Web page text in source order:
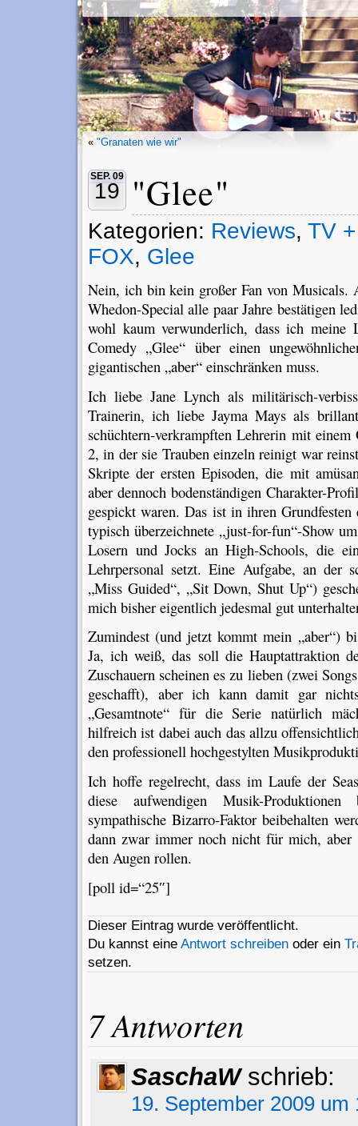
« "Granaten wie wir"
SEP. 09
19 "Glee"
Kategorien: Reviews, TV
FOX, Glee
Nein, ich bin kein großer Fan von Musicals.
Whedon-Special alle paar Jahre bestätigen
wohl kaum verwunderlich, dass ich meine
Comedy „Glee“ über einen
gigantischen „aber“ einschränken muss.
Ich liebe Jane Lynch als militärisch-
Trainerin, ich liebe Jayma Mays als
schüchtern-verkrampften Lehrerin mit
2, in der sie Trauben einzeln reinigt war
Skripte der ersten Episoden, die mit
aber dennoch bodenständigen Charakter-
gespickt waren. Das ist in ihren
typisch überzeichnete „just-for-fun“-Show
Losern und Jocks an High-Schools, die
Lehrpersonal setzt. Eine Aufgabe, an der
„Miss Guided“, „Sit Down, Shut Up“)
mich bisher eigentlich jedesmal gut
Zumindest (und jetzt kommt mein „aber“)
Ja, ich weiß, das soll die Hauptattraktion
Zuschauern scheinen es zu lieben (zwei
geschafft), aber ich kann damit gar
„Gesamtnote“ für die Serie natürlich
hilfreich ist dabei auch das allzu
den professionell hochgestylten
Ich hoffe regelrecht, dass im Laufe der
diese aufwendigen Musik-
sympathische Bizarro-Faktor beibehalten
dann zwar immer noch nicht für mich,
den Augen rollen.
[poll id=“25″]
Dieser Eintrag wurde veröffentlicht.
Du kannst eine Antwort schreibenoder ein
setzen.
7 Antworten
SaschaW schrieb:
19. September 2009 um